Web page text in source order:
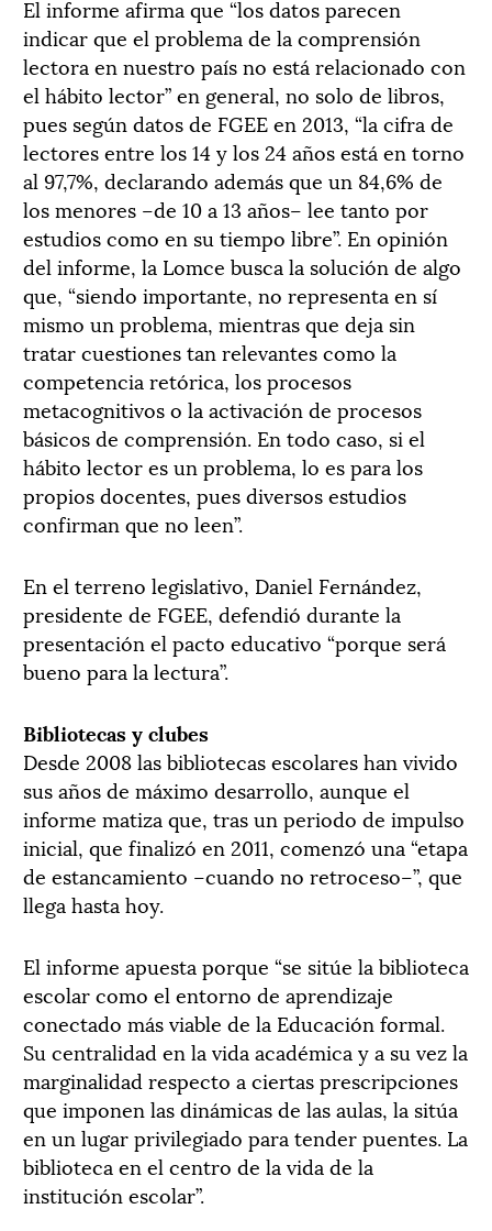
El informe afirma que “los datos parecen
indicar que el problema de la comprensión
lectora en nuestro país no está relacionado con
el hábito lector” en general, no solo de libros,
pues según datos de FGEE en 2013, “la cifra de
lectores entre los 14 y los 24 años está en torno
al 97,7%, declarando además que un 84,6% de
los menores –de 10 a 13 años– lee tanto por
estudios como en su tiempo libre”. En opinión
del informe, la Lomce busca la solución de algo
que, “siendo importante, no representa en sí
mismo un problema, mientras que deja sin
tratar cuestiones tan relevantes como la
competencia retórica, los procesos
metacognitivos o la activación de procesos
básicos de comprensión. En todo caso, si el
hábito lector es un problema, lo es para los
propios docentes, pues diversos estudios
confirman que no leen”.
En el terreno legislativo, Daniel Fernández,
presidente de FGEE, defendió durante la
presentación el pacto educativo “porque será
bueno para la lectura”.
Bibliotecas y clubes
Desde 2008 las bibliotecas escolares han vivido
sus años de máximo desarrollo, aunque el
informe matiza que, tras un periodo de impulso
inicial, que finalizó en 2011, comenzó una “etapa
de estancamiento –cuando no retroceso–”, que
llega hasta hoy.
El informe apuesta porque “se sitúe la biblioteca
escolar como el entorno de aprendizaje
conectado más viable de la Educación formal.
Su centralidad en la vida académica y a su vez la
marginalidad respecto a ciertas prescripciones
que imponen las dinámicas de las aulas, la sitúa
en un lugar privilegiado para tender puentes. La
biblioteca en el centro de la vida de la
institución escolar”.